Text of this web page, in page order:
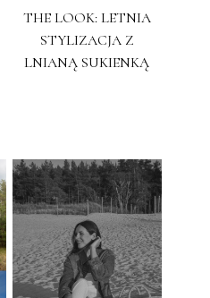
THE LOOK: LETNIA
STYLIZACJA Z
LNIANĄ SUKIENKĄ